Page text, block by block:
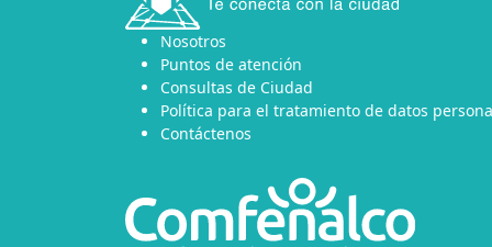
Nosotros
Puntos de atención
Consultas de Ciudad
Política para el tratamiento de datos
Contáctenos